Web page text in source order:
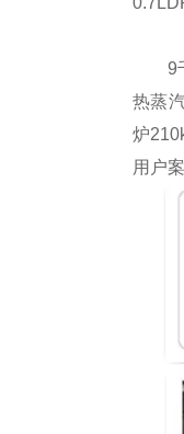
9千
热蒸
炉
用户